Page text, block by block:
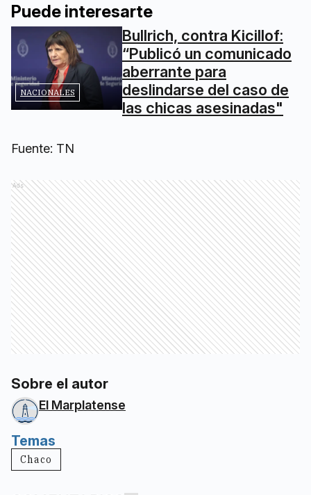
Puede interesarte
NACIONALES
Bullrich, contra Kicillof:
“Publicó un comunicado
aberrante para
deslindarse del caso de
las chicas asesinadas"
Fuente: TN
Ads
Sobre el autor
El Marplatense
Temas
Chaco